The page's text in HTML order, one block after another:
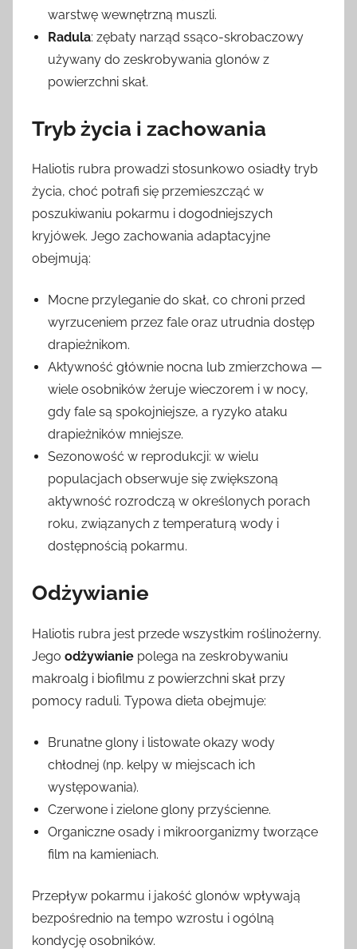
warstwę wewnętrzną muszli.
Radula: zębaty narząd ssąco-skrobaczowy
używany do zeskrobywania glonów z
powierzchni skał.
Tryb życia i zachowania
Haliotis rubra prowadzi stosunkowo osiadły tryb
życia, choć potrafi się przemieszcząć w
poszukiwaniu pokarmu i dogodniejszych
kryjówek. Jego zachowania adaptacyjne
obejmują:
Mocne przyleganie do skał, co chroni przed
wyrzuceniem przez fale oraz utrudnia dostęp
drapieżnikom.
Aktywność głównie nocna lub zmierzchowa —
wiele osobników żeruje wieczorem i w nocy,
gdy fale są spokojniejsze, a ryzyko ataku
drapieżników mniejsze.
Sezonowość w reprodukcji: w wielu
populacjach obserwuje się zwiększoną
aktywność rozrodczą w określonych porach
roku, związanych z temperaturą wody i
dostępnością pokarmu.
Odżywianie
Haliotis rubra jest przede wszystkim roślinożerny.
Jego odżywianie polega na zeskrobywaniu
makroalg i biofilmu z powierzchni skał przy
pomocy raduli. Typowa dieta obejmuje:
Brunatne glony i listowate okazy wody
chłodnej (np. kelpy w miejscach ich
występowania).
Czerwone i zielone glony przyścienne.
Organiczne osady i mikroorganizmy tworzące
film na kamieniach.
Przepływ pokarmu i jakość glonów wpływają
bezpośrednio na tempo wzrostu i ogólną
kondycję osobników.